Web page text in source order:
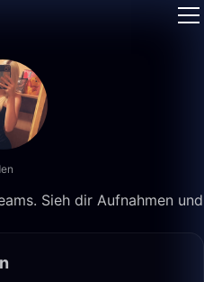
Sieh dir Aufnahmen und